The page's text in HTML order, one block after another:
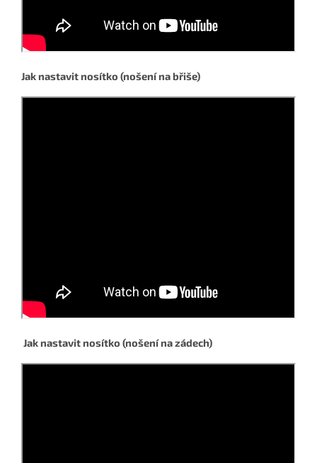
Jak nastavit nosítko (nošení na břiše)
Jak nastavit nosítko (nošení na zádech)